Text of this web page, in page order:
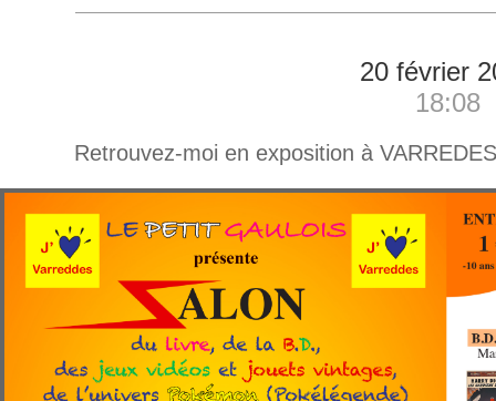
20 février
18:08
Retrouvez-moi en exposition à